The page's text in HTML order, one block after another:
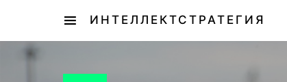
ИНТЕЛЛЕКТСТРАТЕГИЯ